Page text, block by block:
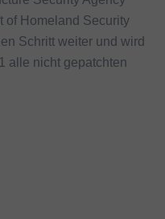
of Homeland Security
Schritt weiter und wird
alle nicht gepatchten